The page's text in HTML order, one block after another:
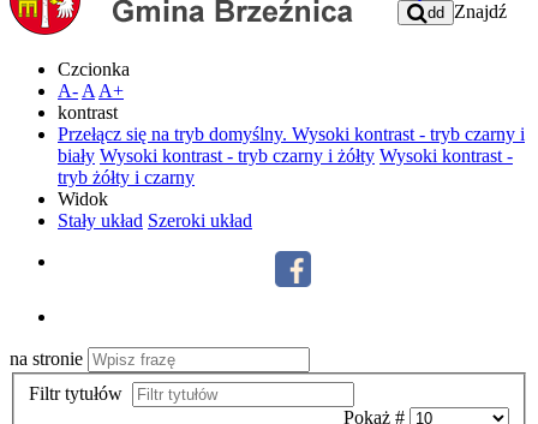
Czcionka
A- A A+
kontrast
Przełącz się na tryb domyślny. Wysoki kontrast - tryb czarny i
biały Wysoki kontrast - tryb czarny i żółty Wysoki kontrast -
tryb żółty i czarny
Widok
Stały układ Szeroki układ
dd Znajdź
na stronie
Filtr tytułów
Pokaż #